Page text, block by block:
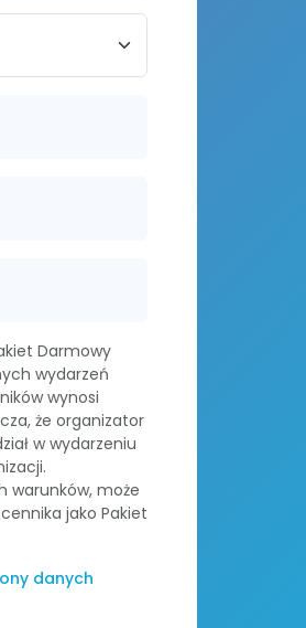
Darmowy
wydarzeń
wynosi
że organizator
w wydarzeniu
warunków, może
jako Pakiet
danych